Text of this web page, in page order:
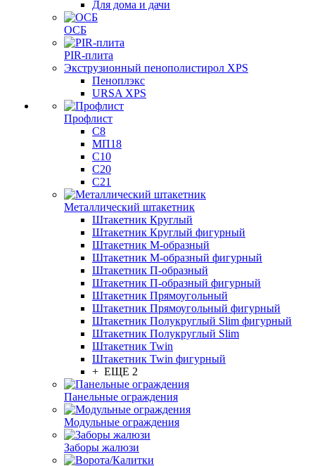
Для дома и дачи
ОСБ
PIR-плита
Экструзионный пенополистирол XPS
Пеноплэкс
URSA XPS
Профлист
С8
МП18
С10
С20
С21
Металлический штакетник
Штакетник Круглый
Штакетник Круглый фигурный
Штакетник М-образный
Штакетник М-образный фигурный
Штакетник П-образный
Штакетник П-образный фигурный
Штакетник Прямоугольный
Штакетник Прямоугольный фигурный
Штакетник Полукруглый Slim фигурный
Штакетник Полукруглый Slim
Штакетник Twin
Штакетник Twin фигурный
+ ЕЩЕ 2
Панельные ограждения
Модульные ограждения
Заборы жалюзи